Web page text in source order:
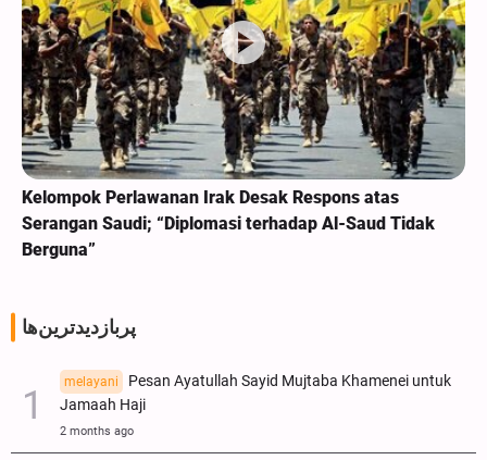
Kelompok Perlawanan Irak Desak Respons atas
Serangan Saudi; “Diplomasi terhadap Al-Saud Tidak
Berguna”
پربازدیدترین‌ها
melayani
Pesan Ayatullah Sayid Mujtaba Khamenei untuk
Jamaah Haji
2 months ago